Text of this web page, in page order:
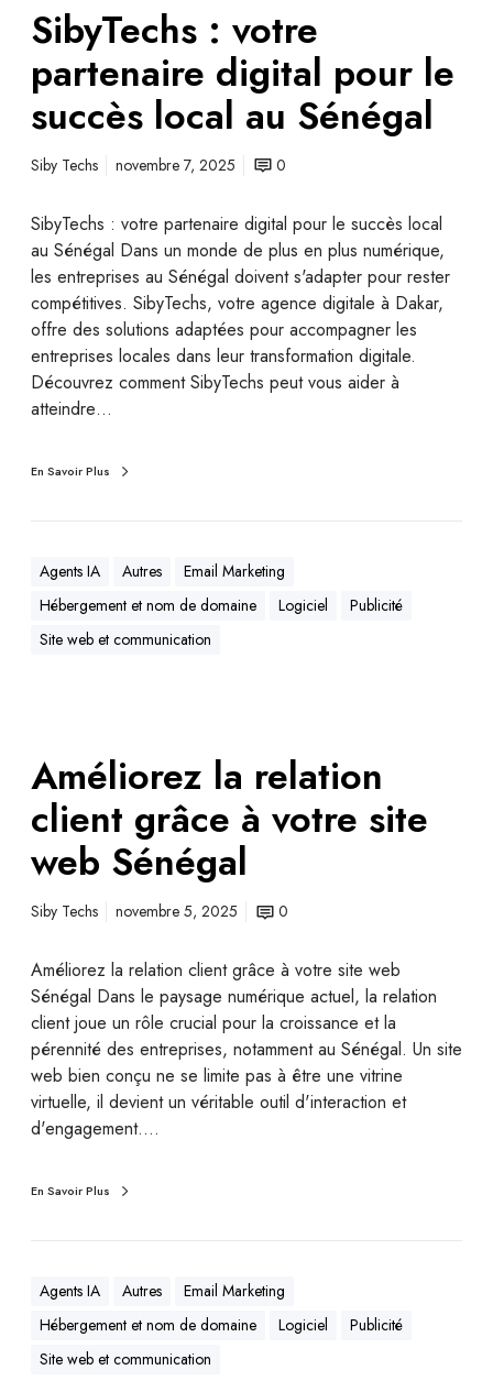
SibyTechs : votre
partenaire digital pour le
succès local au Sénégal
Siby Techs novembre 7, 2025 0
SibyTechs : votre partenaire digital pour le succès local
au Sénégal Dans un monde de plus en plus numérique,
les entreprises au Sénégal doivent s'adapter pour rester
compétitives. SibyTechs, votre agence digitale à Dakar,
offre des solutions adaptées pour accompagner les
entreprises locales dans leur transformation digitale.
Découvrez comment SibyTechs peut vous aider à
atteindre…
En Savoir Plus
Agents IA Autres
Email Marketing
Hébergement et nom de domaine
Logiciel
Publicité
Site web et communication
Améliorez la relation
client grâce à votre site
web Sénégal
Siby Techs novembre 5, 2025 0
Améliorez la relation client grâce à votre site web
Sénégal Dans le paysage numérique actuel, la relation
client joue un rôle crucial pour la croissance et la
pérennité des entreprises, notamment au Sénégal. Un site
web bien conçu ne se limite pas à être une vitrine
virtuelle, il devient un véritable outil d'interaction et
d'engagement.…
En Savoir Plus
Agents IA Autres
Email Marketing
Hébergement et nom de domaine
Logiciel
Publicité
Site web et communication